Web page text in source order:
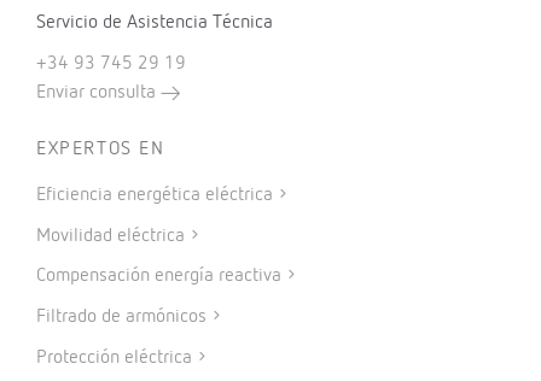
Servicio de Asistencia Técnica
+34 93 745 29 19
Enviar consulta
EXPERTOS EN
Eficiencia energética eléctrica
Movilidad eléctrica
Compensación energía reactiva
Filtrado de armónicos
Protección eléctrica